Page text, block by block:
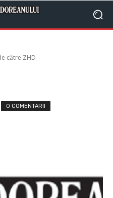
către ZHD
0 COMENTARII